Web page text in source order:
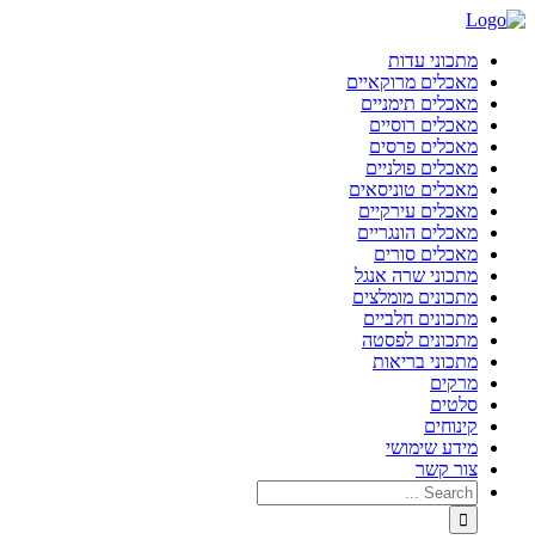
מתכוני עדות
מאכלים מרוקאיים
מאכלים תימניים
מאכלים רוסיים
מאכלים פרסים
מאכלים פולניים
מאכלים טוניסאים
מאכלים עירקיים
מאכלים הונגריים
מאכלים סורים
מתכוני שרה אנגל
מתכונים מומלצים
מתכונים חלביים
מתכונים לפסטה
מתכוני בריאות
מרקים
סלטים
קינוחים
מידע שימושי
צור קשר